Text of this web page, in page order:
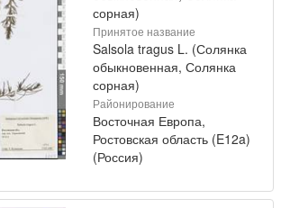
сорная)
Принятое название
Salsola tragus L. (Солянка
обыкновенная, Солянка
сорная)
Районирование
Восточная Европа,
Ростовская область (E12a)
(Россия)